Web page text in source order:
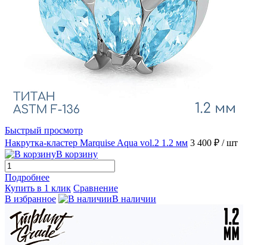
Быстрый просмотр
Накрутка-кластер Marquise Aqua vol.2 1.2 мм 3 400 ₽ / шт
В корзину
Подробнее
Купить в 1 клик Сравнение
В избранное
В наличии